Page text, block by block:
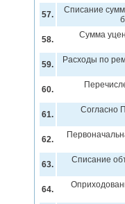
57.
Списание
58. Сумма
59.
Расходы по
60.
61. Согласно
62.
63. Списание
64.